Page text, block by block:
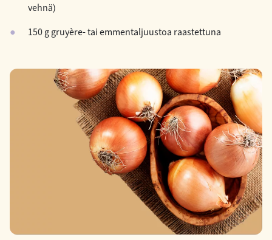
vehnä)
150 g gruyère- tai emmentaljuustoa raastettuna